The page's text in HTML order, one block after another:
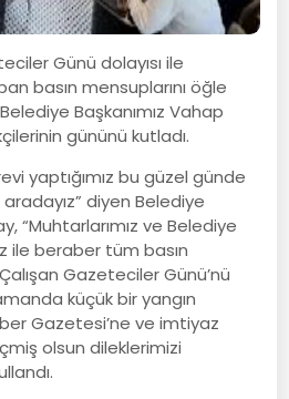
Günü dolayısı ile
basın mensuplarını öğle
Başkanımız Vahap
gününü kutladı.
yaptığımız bu güzel günde
diyen Belediye
“Muhtarlarımız ve Belediye
ile beraber tüm basın
Gazeteciler Günü’nü
küçük bir yangın
Gazetesi’ne ve imtiyaz
olsun dileklerimizi